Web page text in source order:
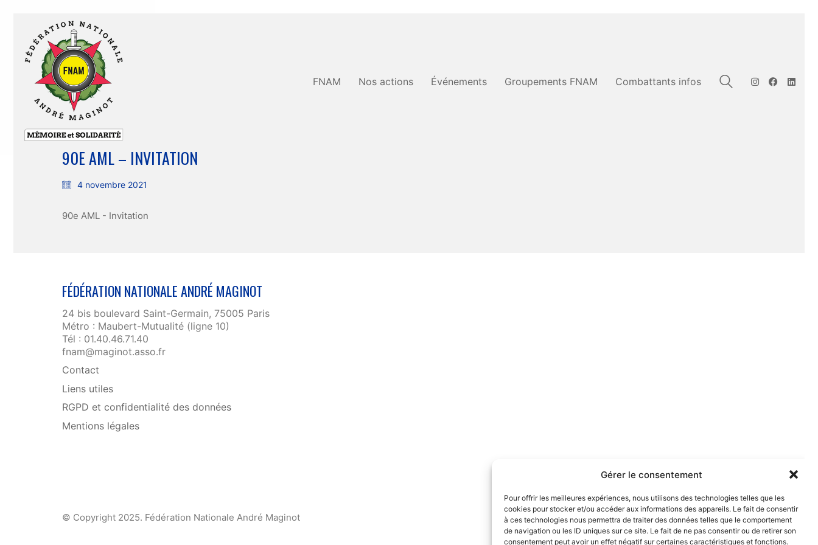
Gérer le consentement
Pour offrir les meilleures expériences, nous utilisons des technologies telles que les
cookies pour stocker et/ou accéder aux informations des appareils. Le fait de consentir
à ces technologies nous permettra de traiter des données telles que le comportement
de navigation ou les ID uniques sur ce site. Le fait de ne pas consentir ou de retirer son
consentement peut avoir un effet négatif sur certaines caractéristiques et fonctions.
FNAM Nos actions Événements Groupements FNAM Combattants infos
90E AML – INVITATION
4 novembre 2021
90e AML - Invitation
FÉDÉRATION NATIONALE ANDRÉ MAGINOT
24 bis boulevard Saint-Germain, 75005 Paris
Métro : Maubert-Mutualité (ligne 10)
Tél : 01.40.46.71.40
fnam@maginot.asso.fr
Contact
Liens utiles
RGPD et confidentialité des données
Mentions légales
© Copyright 2025. Fédération Nationale André Maginot